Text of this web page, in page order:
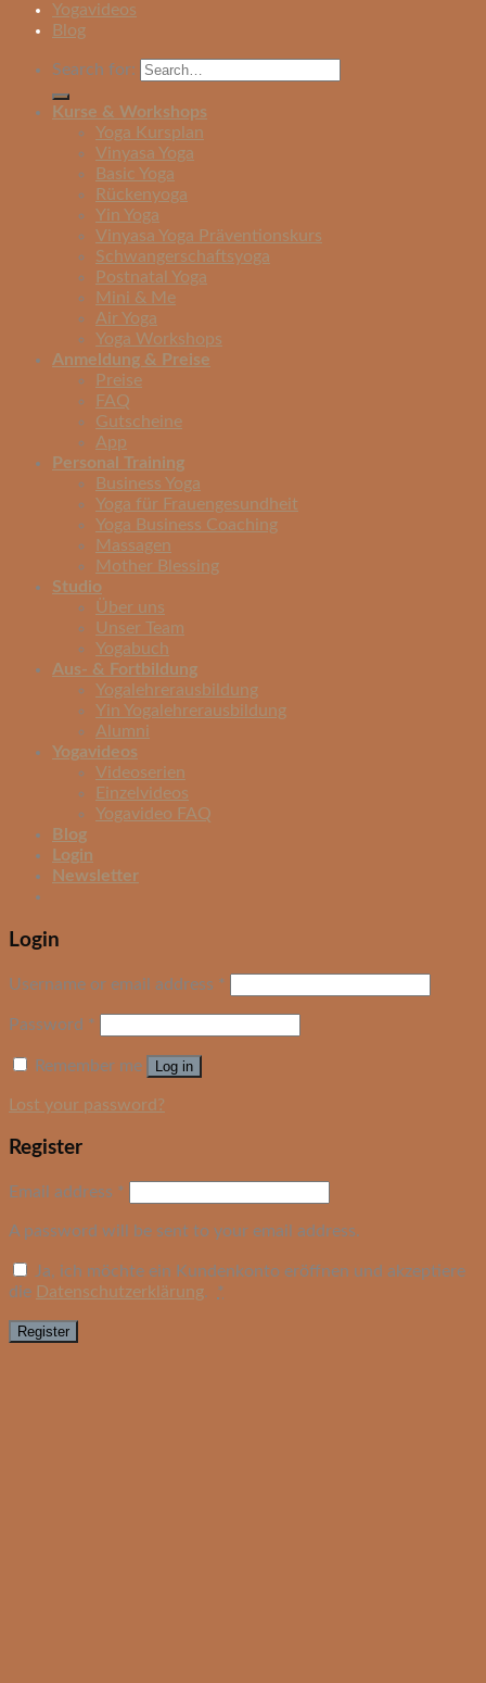
Yogavideos
Blog
Search for:
Kurse & Workshops
Yoga Kursplan
Vinyasa Yoga
Basic Yoga
Rückenyoga
Yin Yoga
Vinyasa Yoga Präventionskurs
Schwangerschaftsyoga
Postnatal Yoga
Mini & Me
Air Yoga
Yoga Workshops
Anmeldung & Preise
Preise
FAQ
Gutscheine
App
Personal Training
Business Yoga
Yoga für Frauengesundheit
Yoga Business Coaching
Massagen
Mother Blessing
Studio
Über uns
Unser Team
Yogabuch
Aus- & Fortbildung
Yogalehrerausbildung
Yin Yogalehrerausbildung
Alumni
Yogavideos
Videoserien
Einzelvideos
Yogavideo FAQ
Blog
Login
Newsletter
Login
Username or email address *
Password *
Remember me Log in
Lost your password?
Register
Email address *
A password will be sent to your email address.
Ja, ich möchte ein Kundenkonto eröffnen und akzeptiere
die Datenschutzerklärung. *
Register